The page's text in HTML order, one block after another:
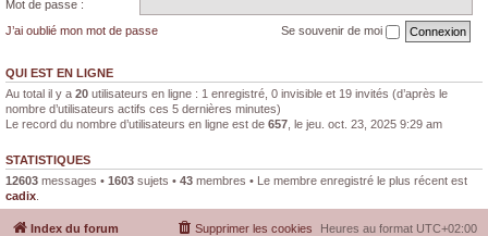
Mot de passe :
J’ai oublié mon mot de passe
Se souvenir de moi
QUI EST EN LIGNE
Au total il y a 20 utilisateurs en ligne : 1 enregistré, 0 invisible et 19 invités (d’après le
nombre d’utilisateurs actifs ces 5 dernières minutes)
Le record du nombre d’utilisateurs en ligne est de 657 , le jeu. oct. 23, 2025 9:29 am
STATISTIQUES
12603 messages • 1603 sujets • 43 membres • Le membre enregistré le plus récent est
cadix
Index du forum Heures au format UTC+02:00
Supprimer les cookies